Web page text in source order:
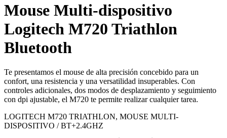
Mouse Multi-dispositivo
Logitech M720 Triathlon
Bluetooth
Te presentamos el mouse de alta precisión concebido para un
confort, una resistencia y una versatilidad insuperables. Con
controles adicionales, dos modos de desplazamiento y seguimiento
con dpi ajustable, el M720 te permite realizar cualquier tarea.
LOGITECH M720 TRIATHLON, MOUSE MULTI-
DISPOSITIVO / BT+2.4GHZ